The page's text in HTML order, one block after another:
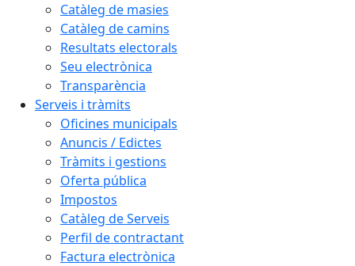
Catàleg de masies
Catàleg de camins
Resultats electorals
Seu electrònica
Transparència
Serveis i tràmits
Oficines municipals
Anuncis / Edictes
Tràmits i gestions
Oferta pública
Impostos
Catàleg de Serveis
Perfil de contractant
Factura electrònica